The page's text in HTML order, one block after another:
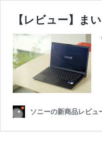
【レビュー】ま
ソニーの新商品レビ